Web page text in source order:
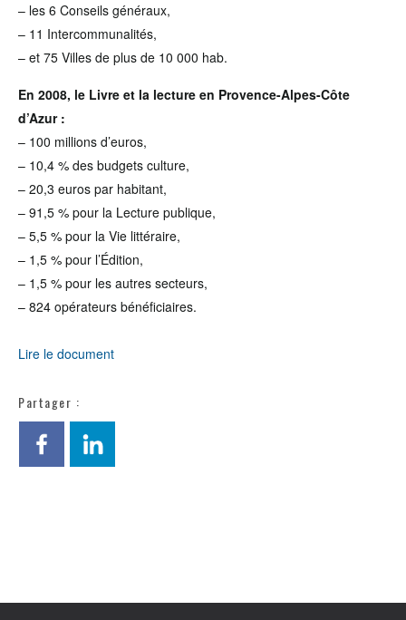
– les 6 Conseils généraux,
– 11 Intercommunalités,
– et 75 Villes de plus de 10 000 hab.
En 2008, le Livre et la lecture en Provence-Alpes-Côte
d’Azur :
– 100 millions d’euros,
– 10,4 % des budgets culture,
– 20,3 euros par habitant,
– 91,5 % pour la Lecture publique,
– 5,5 % pour la Vie littéraire,
– 1,5 % pour l’Édition,
– 1,5 % pour les autres secteurs,
– 824 opérateurs bénéficiaires.
Lire le document
Partager :